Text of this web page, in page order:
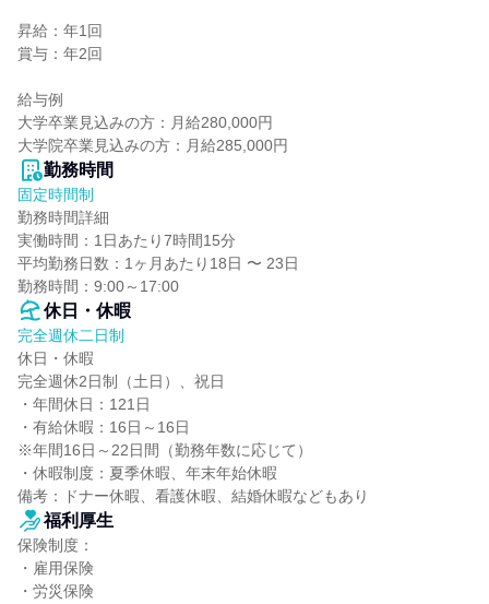
昇給：年1回
賞与：年2回
給与例
大学卒業見込みの方：月給280,000円
大学院卒業見込みの方：月給285,000円
勤務時間
固定時間制
勤務時間詳細
実働時間：1日あたり7時間15分
平均勤務日数：1ヶ月あたり18日 〜 23日
勤務時間：9:00～17:00
休日・休暇
完全週休二日制
休日・休暇
完全週休2日制（土日）、祝日
・年間休日：121日
・有給休暇：16日～16日
※年間16日～22日間（勤務年数に応じて）
・休暇制度：夏季休暇、年末年始休暇
備考：ドナー休暇、看護休暇、結婚休暇などもあり
福利厚生
保険制度：
・雇用保険
・労災保険